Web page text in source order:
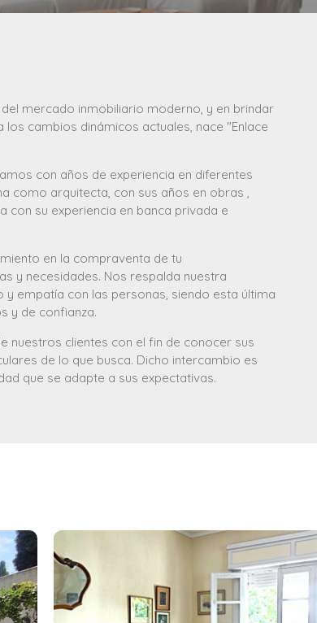
mercado inmobiliario moderno, y en brindar
cambios dinámicos actuales, nace "Enlace
con años de experiencia en diferentes
como arquitecta, con sus años en obras ,
su experiencia en banca privada e
en la compraventa de tu
y necesidades. Nos respalda nuestra
empatía con las personas, siendo esta última
y de confianza.
nuestros clientes con el fin de conocer sus
de lo que busca. Dicho intercambio es
que se adapte a sus expectativas.